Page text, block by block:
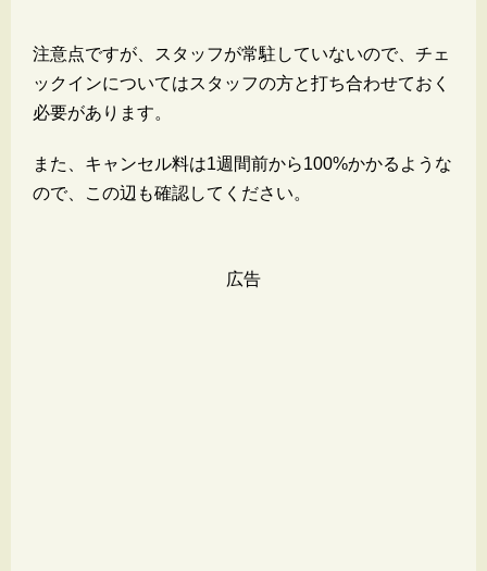
注意点ですが、スタッフが常駐していないので、チェ
ックインについてはスタッフの方と打ち合わせておく
必要があります。
また、キャンセル料は1週間前から100%かかるような
ので、この辺も確認してください。
広告